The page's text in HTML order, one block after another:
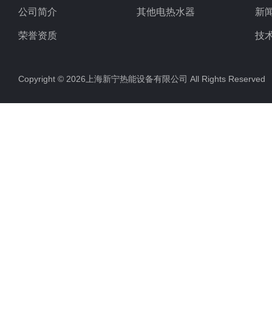
公司简介
荣誉资质
其他电热水器 新
技
Copyright © 2026上海新宁热能设备有限公司 All Rights